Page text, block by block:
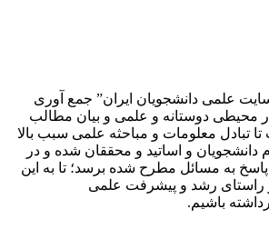
علمی دانشجویان ایران” جمع آوری
محیطی دوستانه و علمی و بیان مطالب
تبادل معلومات و مباحثه علمی سبب بالا
دانشجویان و اساتید و محققان شده و در
پاسخ به مسائل مطرح شده برسد؛ تا به این
رشد و پیشرفت علمی
باشیم.